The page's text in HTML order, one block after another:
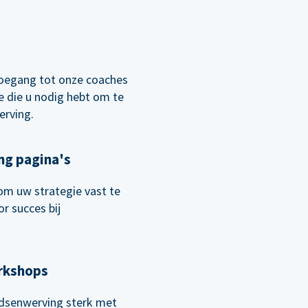
tot onze coaches
die u nodig hebt om te
pagina's
uw strategie vast te
succes bij
sterk met